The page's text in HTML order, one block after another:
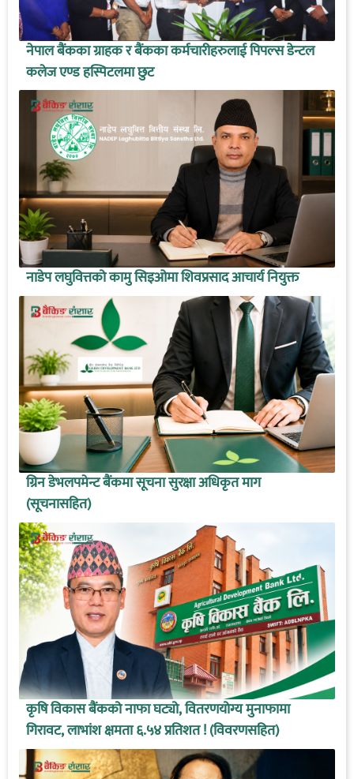
नेपाल बैंकका ग्राहक र बैंकका कर्मचारीहरुलाई पिपल्स डेन्टल
कलेज एण्ड हस्पिटलमा छुट
नाडेप लघुवित्तको कामु सिइओमा शिवप्रसाद आचार्य नियुक्त
ग्रिन डेभलपमेन्ट बैंकमा सूचना सुरक्षा अधिकृत माग
(सूचनासहित)
कृषि विकास बैंकको नाफा घट्यो, वितरणयोग्य मुनाफामा
गिरावट, लाभांश क्षमता ६.५४ प्रतिशत ! (विवरणसहित)